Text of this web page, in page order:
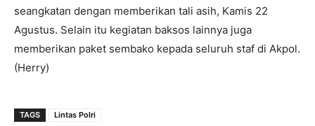
seangkatan dengan memberikan tali asih, Kamis 22
Agustus. Selain itu kegiatan baksos lainnya juga
memberikan paket sembako kepada seluruh staf di Akpol.
(Herry)
TAGS Lintas Polri